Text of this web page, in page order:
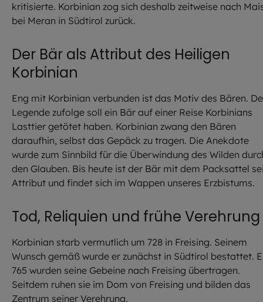
kritisierte. Korbinian zog sich deshalb zeitweise nach
bei Meran in Südtirol zurück.
Der Bär als Attribut des Heiligen
Korbinian
Eng mit Korbinian verbunden ist das Motiv des Bären.
Legende zufolge soll ein Bär auf einer Reise Korbinians
Lasttier getötet haben. Korbinian zwang den Bären
daraufhin, selbst das Gepäck zu tragen. Die Anekdote
wurde zum Sinnbild für die Überwindung des Wilden
den Glauben. Bis heute ist der Bär mit dem Packsattel
Attribut und findet sich im Wappen unseres Erzbistums.
Tod, Reliquien und frühe Verehrung
Korbinian starb vermutlich um 728 in Freising. Seinem
Wunsch gemäß wurde er zunächst in Südtirol bestattet.
765 wurden seine Gebeine nach Freising übertragen.
Seitdem ruhen sie im Dom von Freising und bilden das
Zentrum seiner Verehrung.